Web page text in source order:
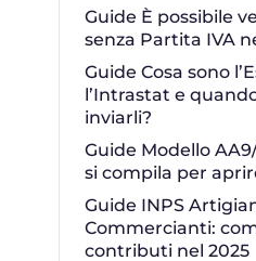
Guide È possibile
senza Partita IVA
Guide Cosa sono
l’Intrastat e
inviarli?
Guide Modello
si compila per
Guide INPS
Commercianti:
contributi nel 2025